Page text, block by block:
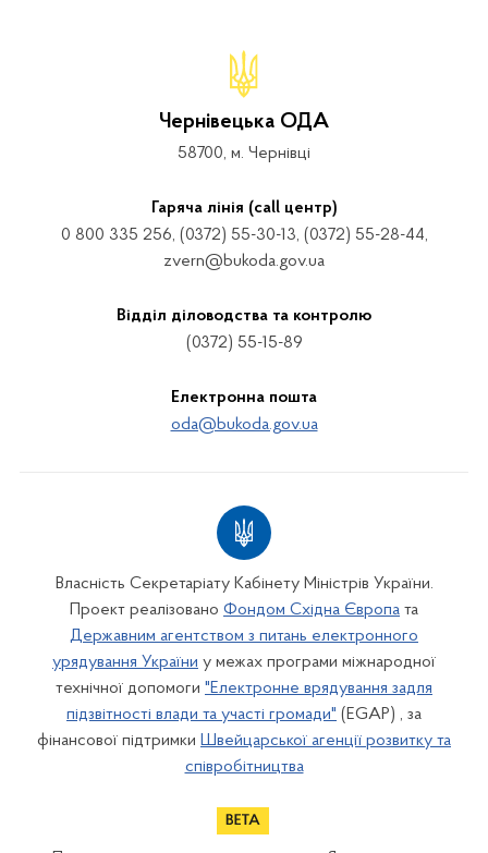
Чернівецька ОДА
58700, м. Чернівці
Гаряча лінія (call центр)
0 800 335 256, (0372) 55-30-13, (0372) 55-28-44,
zvern@bukoda.gov.ua
Відділ діловодства та контролю
(0372) 55-15-89
Електронна пошта
oda@bukoda.gov.ua
Власність Секретаріату Кабінету Міністрів України.
Проект реалізовано Фондом Східна Європа та
Державним агентством з питань електронного
урядування України у межах програми міжнародної
технічної допомоги "Електронне врядування задля
підзвітності влади та участі громади" (EGAP) , за
фінансової підтримки Швейцарської агенції розвитку та
співробітництва